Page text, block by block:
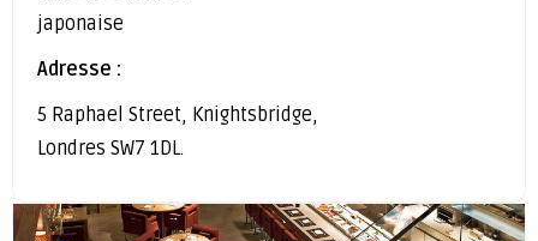
japonaise
Adresse :
5 Raphael Street, Knightsbridge,
Londres SW7 1DL.